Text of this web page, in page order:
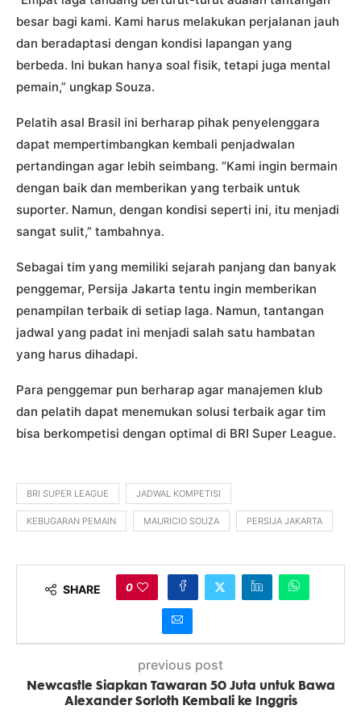
besar bagi kami. Kami harus melakukan perjalanan jauh
dan beradaptasi dengan kondisi lapangan yang
berbeda. Ini bukan hanya soal fisik, tetapi juga mental
pemain,” ungkap Souza.
Pelatih asal Brasil ini berharap pihak penyelenggara
dapat mempertimbangkan kembali penjadwalan
pertandingan agar lebih seimbang. “Kami ingin bermain
dengan baik dan memberikan yang terbaik untuk
suporter. Namun, dengan kondisi seperti ini, itu menjadi
sangat sulit,” tambahnya.
Sebagai tim yang memiliki sejarah panjang dan banyak
penggemar, Persija Jakarta tentu ingin memberikan
penampilan terbaik di setiap laga. Namun, tantangan
jadwal yang padat ini menjadi salah satu hambatan
yang harus dihadapi.
Para penggemar pun berharap agar manajemen klub
dan pelatih dapat menemukan solusi terbaik agar tim
bisa berkompetisi dengan optimal di BRI Super League.
BRI SUPER LEAGUE JADWAL KOMPETISI
KEBUGARAN PEMAIN MAURICIO SOUZA PERSIJA JAKARTA
SHARE 0
previous post
Newcastle Siapkan Tawaran 50 Juta untuk Bawa
Alexander Sorloth Kembali ke Inggris